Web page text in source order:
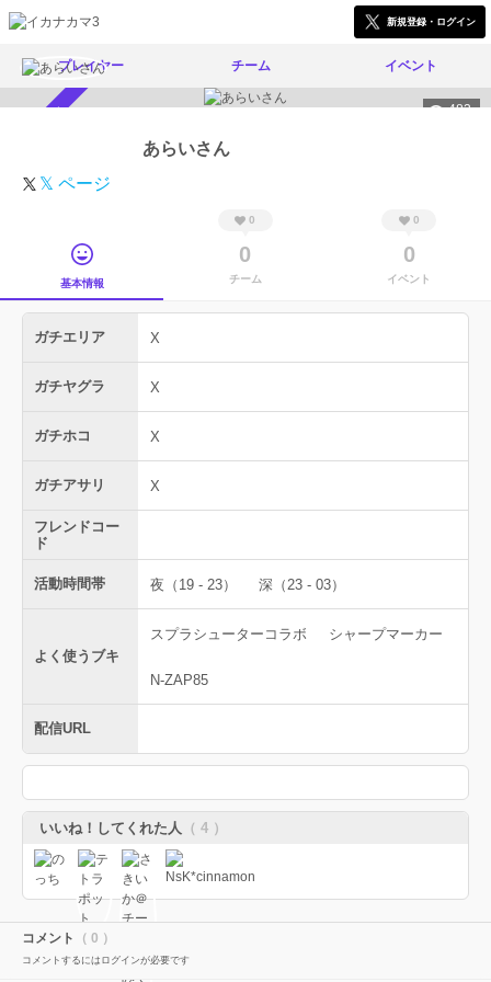
新規登録・ログイン
プレイヤー チーム イベント
483
あらいさん
𝕏 ページ
基本情報
0
0
チーム
0
0
イベント
ガチエリア X
ガチヤグラ X
ガチホコ X
ガチアサリ X
フレンドコー
ド
活動時間帯 夜（19 - 23） 深（23 - 03）
よく使うブキ
スプラシューターコラボ シャープマーカー
N-ZAP85
配信URL
いいね！してくれた人 （ 4 ）
コメント （ 0 ）
コメントするにはログインが必要です